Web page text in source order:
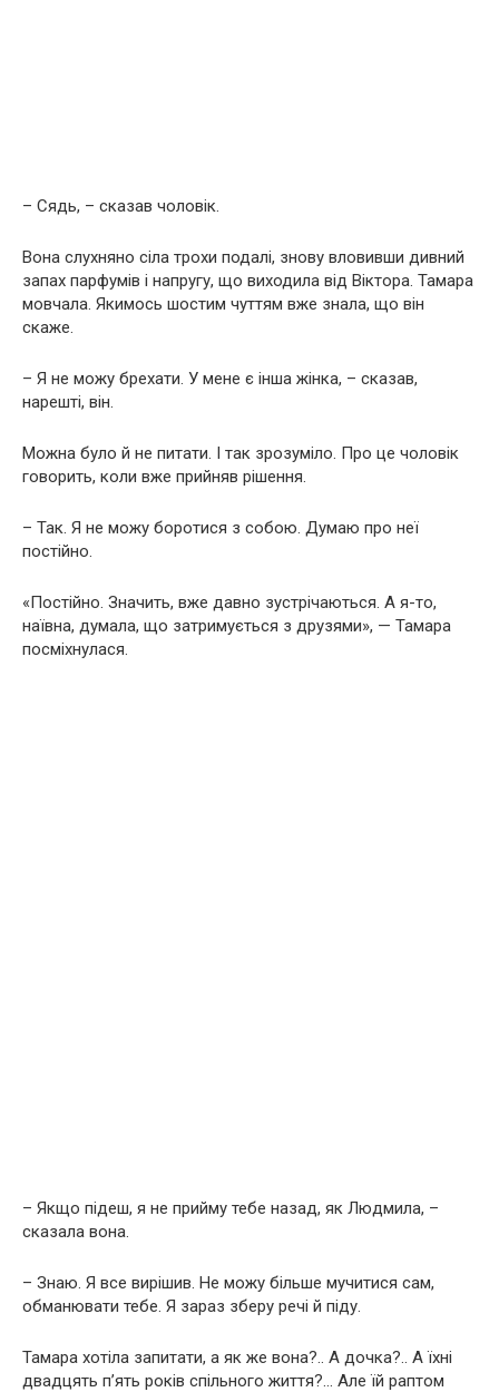
– Сядь, – сказав чоловік.
Вона слухняно сіла трохи подалі, знову вловивши дивний
запах парфумів і напругу, що виходила від Віктора. Тамара
мовчала. Якимось шостим чуттям вже знала, що він
скаже.
– Я не можу брехати. У мене є інша жінка, – сказав,
нарешті, він.
Можна було й не питати. І так зрозуміло. Про це чоловік
говорить, коли вже прийняв рішення.
– Так. Я не можу боротися з собою. Думаю про неї
постійно.
«Постійно. Значить, вже давно зустрічаються. А я-то,
наївна, думала, що затримується з друзями», — Тамара
посміхнулася.
– Якщо підеш, я не прийму тебе назад, як Людмила, –
сказала вона.
– Знаю. Я все вирішив. Не можу більше мучитися сам,
обманювати тебе. Я зараз зберу речі й піду.
Тамара хотіла запитати, а як же вона?.. А дочка?.. А їхні
двадцять п’ять років спільного життя?… Але їй раптом